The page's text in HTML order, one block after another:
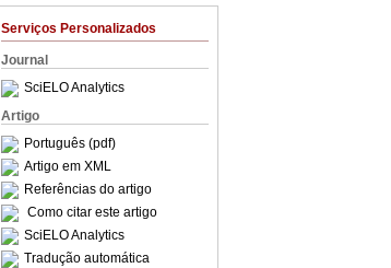
Serviços Personalizados
Journal
SciELO Analytics
Artigo
Português (pdf)
Artigo em XML
Referências do artigo
Como citar este artigo
SciELO Analytics
Tradução automática